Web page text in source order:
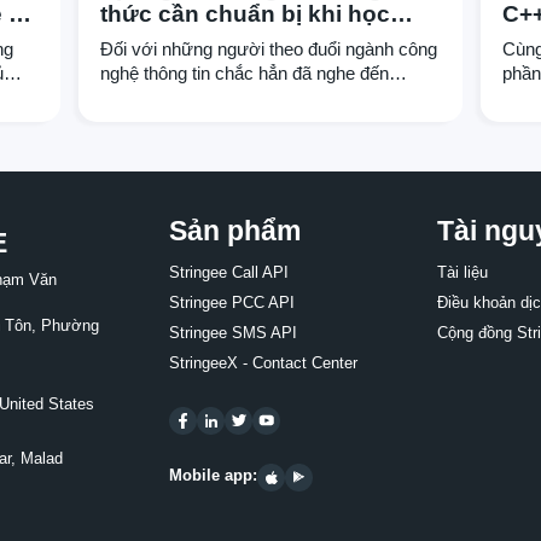
thức cần chuẩn bị khi học
Spring Boot
Đối với những người theo đuổi ngành công
nghệ thông tin chắc hẳn đã nghe đến
điểm nhất định. Chính vì lý do này, Spring
nhược điểm này và hứa hẹn mang đến
nhiều những sản phẩm phần mềm hoàn
hảo trong tương lai.
Văn
Tôn, Phường
States
Malad
Sản phẩm
Stringee Call API
Stringee PCC API
Stringee SMS API
StringeeX - Contact Center
Mobile app:
Tài
Tài liệu
Điều khoản
Cộng đồng